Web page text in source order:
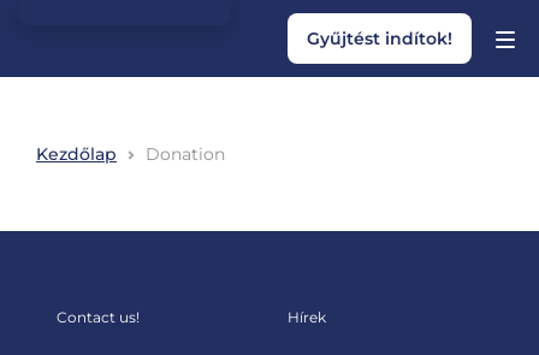
Gyűjtést indítok!
Kezdőlap Donation
Contact us! Hírek